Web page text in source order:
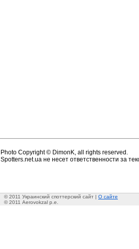
Photo Copyright © DimonK, all rights reserved.
Spotters.net.ua не несет ответственности за
© 2011 Украинский споттерский сайт | О сайте
© 2011 Aerovokzal p.e.